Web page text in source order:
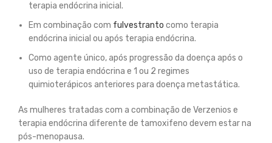
terapia endócrina inicial.
Em combinação com fulvestranto como terapia
endócrina inicial ou após terapia endócrina.
Como agente único, após progressão da doença após o
uso de terapia endócrina e 1 ou 2 regimes
quimioterápicos anteriores para doença metastática.
As mulheres tratadas com a combinação de Verzenios e
terapia endócrina diferente de tamoxifeno devem estar na
pós-menopausa.